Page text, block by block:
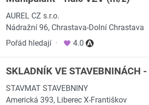
AUREL CZ s.r.o.
Nádražní 96, Chrastava-Dolní Chrastava
Pořád hledají · 4.0
SKLADNÍK VE STAVEBNINÁCH
STAVMAT STAVEBNINY
Americká 393, Liberec X-Františkov